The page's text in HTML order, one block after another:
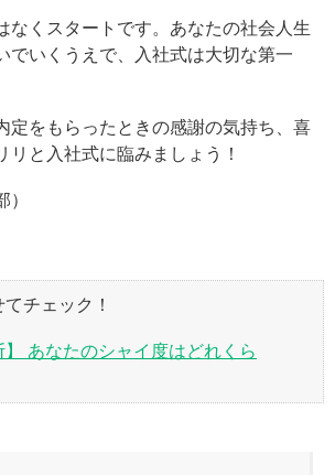
なくスタートです。あなたの社会人生
でいくうえで、入社式は大切な第一
定をもらったときの感謝の気持ち、喜
リと入社式に臨みましょう！
）
チェック！
】 あなたのシャイ度はどれくら